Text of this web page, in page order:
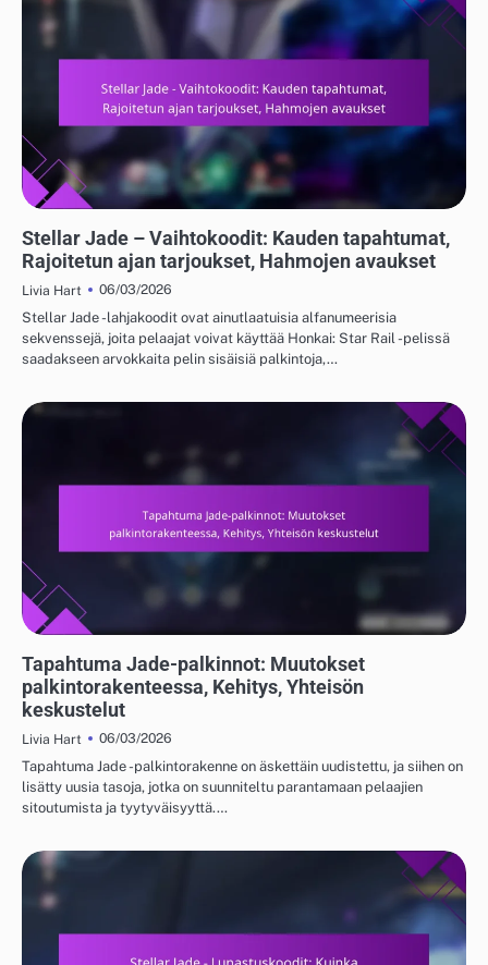
Stellar Jade – Vaihtokoodit: Kauden tapahtumat,
Rajoitetun ajan tarjoukset, Hahmojen avaukset
Livia Hart
06/03/2026
Stellar Jade -lahjakoodit ovat ainutlaatuisia alfanumeerisia
sekvenssejä, joita pelaajat voivat käyttää Honkai: Star Rail -pelissä
saadakseen arvokkaita pelin sisäisiä palkintoja,…
Tapahtuma Jade-palkinnot: Muutokset
palkintorakenteessa, Kehitys, Yhteisön
keskustelut
Livia Hart
06/03/2026
Tapahtuma Jade -palkintorakenne on äskettäin uudistettu, ja siihen on
lisätty uusia tasoja, jotka on suunniteltu parantamaan pelaajien
sitoutumista ja tyytyväisyyttä.…